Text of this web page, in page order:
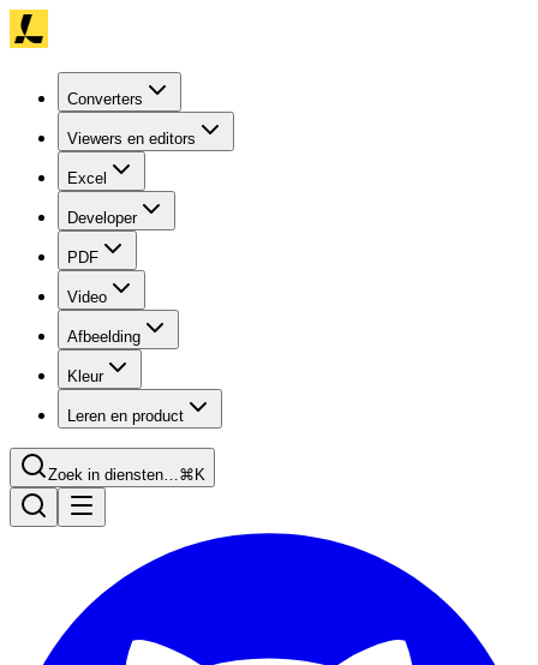
Converters
Viewers en editors
Excel
Developer
PDF
Video
Afbeelding
Kleur
Leren en product
Zoek in diensten…⌘K